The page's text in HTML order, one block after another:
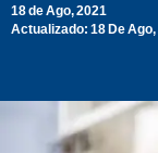
18 de Ago, 2021
Actualizado: 18 De Ago,